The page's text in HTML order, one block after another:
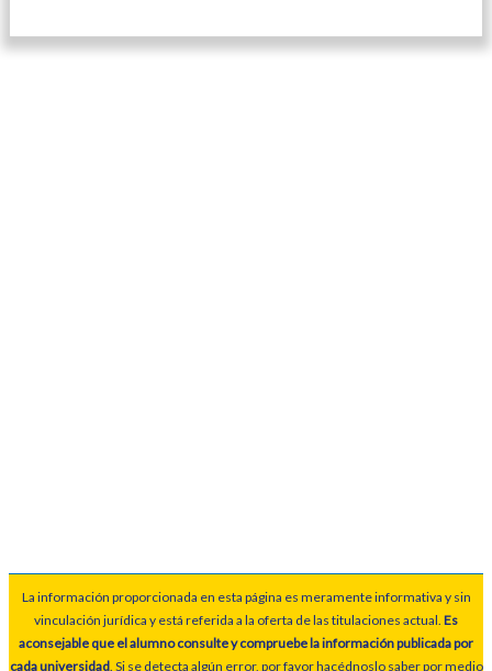
La información proporcionada en esta página es meramente informativa y sin
vinculación jurídica y está referida a la oferta de las titulaciones actual. Es
aconsejable que el alumno consulte y compruebe la información publicada por
cada universidad. Si se detecta algún error, por favor hacédnoslo saber por medio